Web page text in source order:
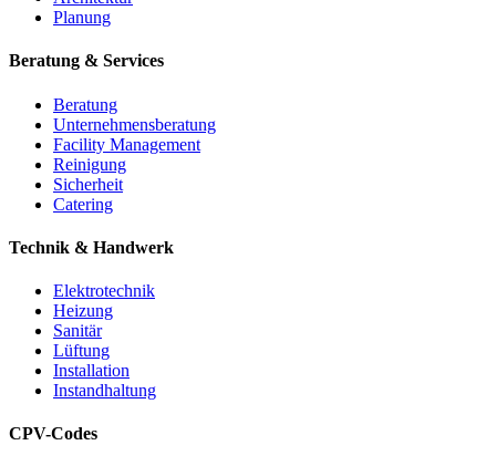
Planung
Beratung & Services
Beratung
Unternehmensberatung
Facility Management
Reinigung
Sicherheit
Catering
Technik & Handwerk
Elektrotechnik
Heizung
Sanitär
Lüftung
Installation
Instandhaltung
CPV-Codes